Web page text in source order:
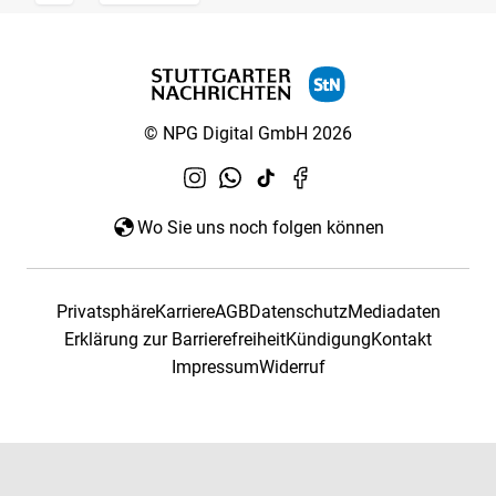
© NPG Digital GmbH 2026
Wo Sie uns noch folgen können
PrivatsphäreKarriereAGBDatenschutzMediadaten
Erklärung zur BarrierefreiheitKündigungKontakt
ImpressumWiderruf